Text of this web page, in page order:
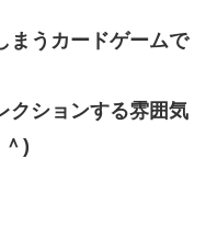
まうカードゲームで
クションする雰囲気
)